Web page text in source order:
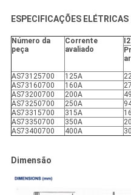
ESPECIFICAÇÕES ELÉTRICAS
Número da
peça
Corrente
avaliado
AS73125700 125A
AS73160700
160A
AS73200700
200A
AS73250700
250A
AS73315700
315A
AS73350700
350A
AS73400700
400A
Dimensão